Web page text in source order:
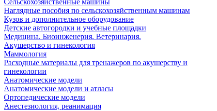
Сельскохозяйственные машины
Наглядные пособия по сельскохозяйственным машинам
Кузов и дополнительное оборудование
Детские автогородки и учебные площадки
Медицина. Биоинженерия. Ветеринария.
Акушерство и гинекология
Маммология
Расходные материалы для тренажеров по акушерству и
гинекологии
Анатомические модели
Анатомические модели и атласы
Ортопедические модели
Анестезиология, реанимация